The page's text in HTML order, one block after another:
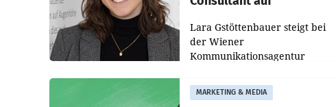
Lara Gstöttenbauer steigt bei
der Wiener
Kommunikationsagentur
partners zum Consultant auf.
Die 27-jährige Beraterin
MARKETING & MEDIA